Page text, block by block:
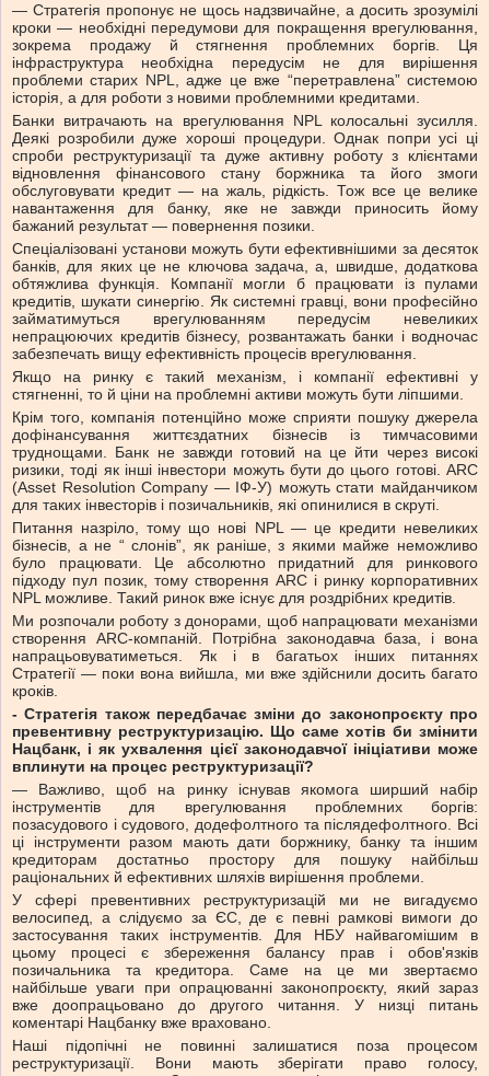
— Стратегія пропонує не щось надзвичайне, а досить зрозумілі
кроки — необхідні передумови для покращення врегулювання,
зокрема продажу й стягнення проблемних боргів. Ця
інфраструктура необхідна передусім не для вирішення
проблеми старих NPL, адже це вже “перетравлена” системою
історія, а для роботи з новими проблемними кредитами.
Банки витрачають на врегулювання NPL колосальні зусилля.
Деякі розробили дуже хороші процедури. Однак попри усі ці
спроби реструктуризації та дуже активну роботу з клієнтами
відновлення фінансового стану боржника та його змоги
обслуговувати кредит — на жаль, рідкість. Тож все це велике
навантаження для банку, яке не завжди приносить йому
бажаний результат — повернення позики.
Спеціалізовані установи можуть бути ефективнішими за десяток
банків, для яких це не ключова задача, а, швидше, додаткова
обтяжлива функція. Компанії могли б працювати із пулами
кредитів, шукати синергію. Як системні гравці, вони професійно
займатимуться врегулюванням передусім невеликих
непрацюючих кредитів бізнесу, розвантажать банки і водночас
забезпечать вищу ефективність процесів врегулювання.
Якщо на ринку є такий механізм, і компанії ефективні у
стягненні, то й ціни на проблемні активи можуть бути ліпшими.
Крім того, компанія потенційно може сприяти пошуку джерела
дофінансування життєздатних бізнесів із тимчасовими
труднощами. Банк не завжди готовий на це йти через високі
ризики, тоді як інші інвестори можуть бути до цього готові. АRС
(Asset Resolution Company — ІФ-У) можуть стати майданчиком
для таких інвесторів і позичальників, які опинилися в скруті.
Питання назріло, тому що нові NPL — це кредити невеликих
бізнесів, а не “ слонів”, як раніше, з якими майже неможливо
було працювати. Це абсолютно придатний для ринкового
підходу пул позик, тому створення АRС і ринку корпоративних
NPL можливе. Такий ринок вже існує для роздрібних кредитів.
Ми розпочали роботу з донорами, щоб напрацювати механізми
створення АRС-компаній. Потрібна законодавча база, і вона
напрацьовуватиметься. Як і в багатьох інших питаннях
Стратегії — поки вона вийшла, ми вже здійснили досить багато
кроків.
- Стратегія також передбачає зміни до законопроєкту про
превентивну реструктуризацію. Що саме хотів би змінити
Нацбанк, і як ухвалення цієї законодавчої ініціативи може
вплинути на процес реструктуризації?
— Важливо, щоб на ринку існував якомога ширший набір
інструментів для врегулювання проблемних боргів:
позасудового і судового, додефолтного та післядефолтного. Всі
ці інструменти разом мають дати боржнику, банку та іншим
кредиторам достатньо простору для пошуку найбільш
раціональних й ефективних шляхів вирішення проблеми.
У сфері превентивних реструктуризацій ми не вигадуємо
велосипед, а слідуємо за ЄС, де є певні рамкові вимоги до
застосування таких інструментів. Для НБУ найвагомішим в
цьому процесі є збереження балансу прав і обов'язків
позичальника та кредитора. Саме на це ми звертаємо
найбільше уваги при опрацюванні законопроєкту, який зараз
вже доопрацьовано до другого читання. У низці питань
коментарі Нацбанку вже враховано.
Наші підопічні не повинні залишатися поза процесом
реструктуризації. Вони мають зберігати право голосу,